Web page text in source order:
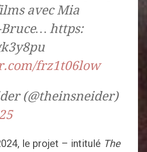
avec Mia
https:
frz1t06low
(@theinsneider)
le projet – intitulé The